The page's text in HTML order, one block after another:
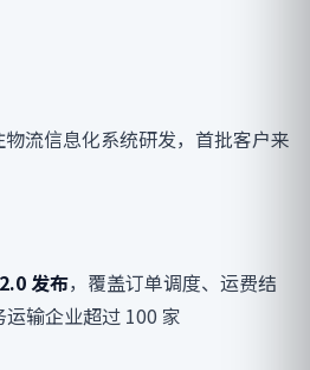
物流信息化系统研发，首批客户来
发布，覆盖订单调度、运费结
运输企业超过 100 家